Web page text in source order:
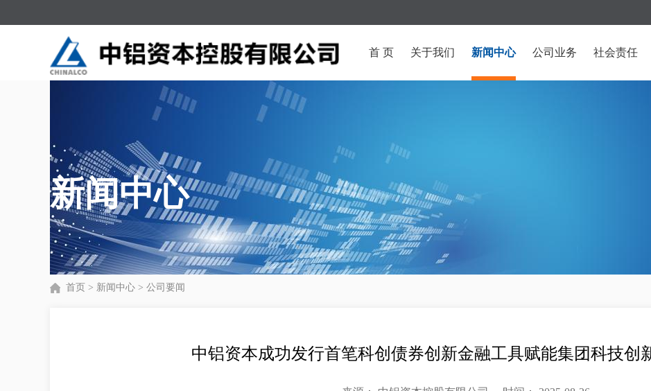
首 页 关于我们 新闻中心 公司业务 社会责任
新闻中心
首页 > 新闻中心 > 公司要闻
中铝资本成功发行首笔科创债券创新金融工具赋能集团科技创